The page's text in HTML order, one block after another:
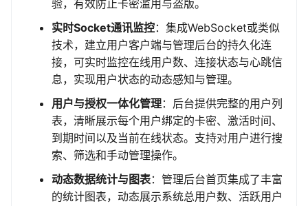
验，有效防止卡密滥用与盗版。
实时Socket通讯监控：集成WebSocket或类似
技术，建立用户客户端与管理后台的持久化连
接，可实时监控在线用户数、连接状态与心跳信
息，实现用户状态的动态感知与管理。
用户与授权一体化管理：后台提供完整的用户列
表，清晰展示每个用户绑定的卡密、激活时间、
到期时间以及当前在线状态。支持对用户进行搜
索、筛选和手动管理操作。
动态数据统计与图表：管理后台首页集成了丰富
的统计图表，动态展示系统总用户数、活跃用户